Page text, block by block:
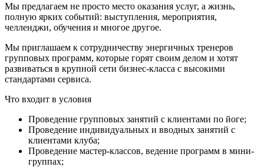
Мы предлагаем не просто место оказания услуг, а жизнь,
полную ярких событий: выступления, мероприятия,
челленджи, обучения и многое другое.
Мы приглашаем к сотрудничеству энергичных тренеров
групповых программ, которые горят своим делом и хотят
развиваться в крупной сети бизнес-класса с высокими
стандартами сервиса.
Что входит в условия
Проведение групповых занятий с клиентами по йоге;
Проведение индивидуальных и вводных занятий с
клиентами клуба;
Проведение мастер-классов, ведение программ в мини-
группах;